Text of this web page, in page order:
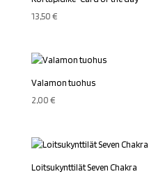
13,50€
Valamon tuohus
2,00€
Loitsukynttilät Seven Chakra